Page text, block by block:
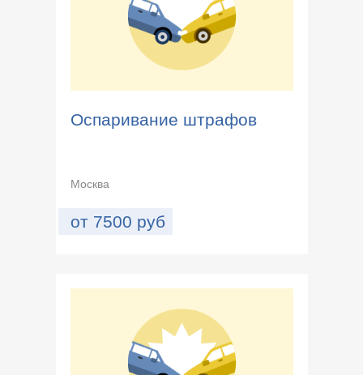
Оспаривание штрафов
Москва
от 7500 руб